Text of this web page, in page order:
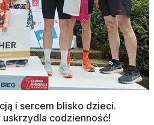
i sercem blisko dzieci.
uskrzydla codzienność!